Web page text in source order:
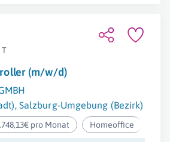
T
(m/w/d)
, Salzburg-Umgebung (Bezirk)
pro Monat Homeoffice